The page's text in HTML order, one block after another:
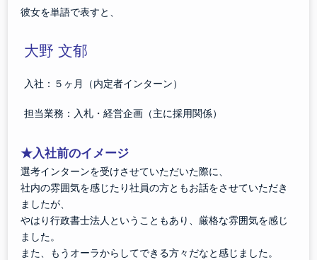
彼女を単語で表すと、
大野 文郁
入社：５ヶ月（内定者インターン）
担当業務：入札・経営企画（主に採用関係）
★入社前のイメージ
選考インターンを受けさせていただいた際に、
社内の雰囲気を感じたり社員の方ともお話をさせていただき
ましたが、
やはり行政書士法人ということもあり、厳格な雰囲気を感じ
ました。
また、もうオーラからしてできる方々だなと感じました。